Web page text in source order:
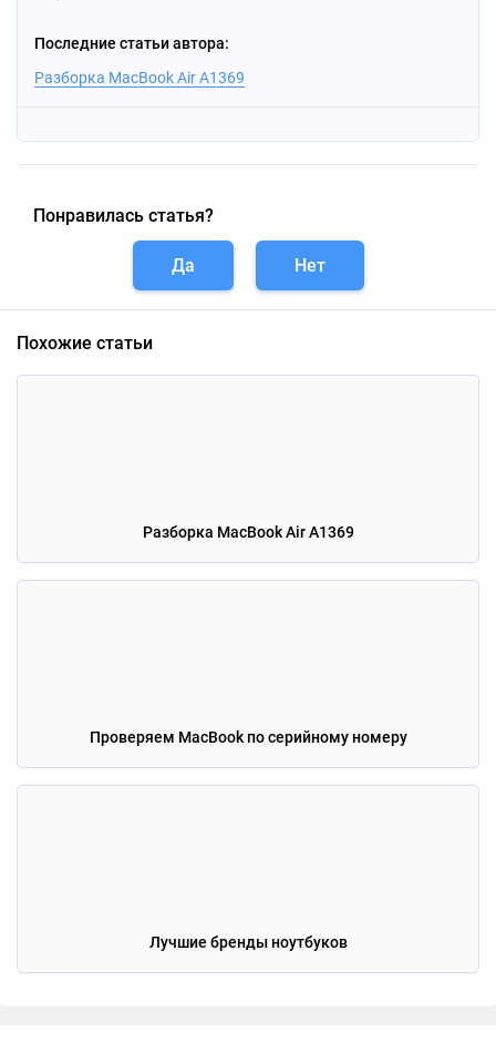
Последние статьи автора:
Разборка MacBook Air A1369
Понравилась статья?
Да Нет
Похожие статьи
Разборка MacBook Air A1369
Проверяем MacBook по серийному номеру
Лучшие бренды ноутбуков